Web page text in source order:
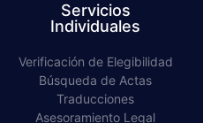
Servicios
Individuales
Verificación de Elegibilidad​
Búsqueda de Actas​
Traducciones​
Asesoramiento Legal​